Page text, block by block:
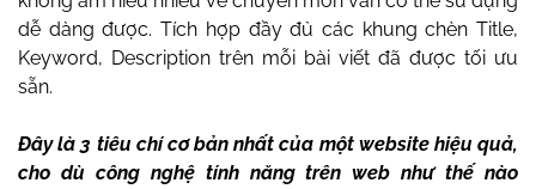
dễ dàng được. Tích hợp đầy đủ các khung chèn Title,
Keyword, Description trên mỗi bài viết đã được tối ưu
sẵn.
Đây là 3 tiêu chí cơ bản nhất của một website hiệu quả,
cho dù công nghệ tính năng trên web như thế nào